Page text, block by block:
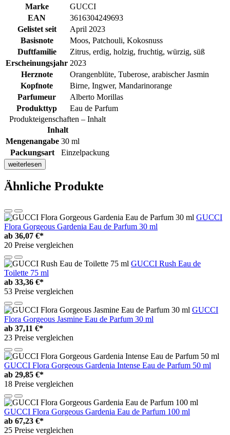
Marke
GUCCI
EAN
3616304249693
Gelistet seit
April 2023
Basisnote
Moos, Patchouli, Kokosnuss
Duftfamilie
Zitrus, erdig, holzig, fruchtig, würzig, süß
Erscheinungsjahr 2023
Herznote
Orangenblüte, Tuberose, arabischer Jasmin
Kopfnote
Birne, Ingwer, Mandarinorange
Parfumeur
Alberto Morillas
Produkttyp
Eau de Parfum
Produkteigenschaften – Inhalt
Inhalt
Mengenangabe 30 ml
Packungsart
Einzelpackung
weiterlesen
Ähnliche Produkte
GUCCI
Flora Gorgeous Gardenia Eau de Parfum 30 ml
ab 36,07 €*
20 Preise vergleichen
GUCCI Rush Eau de
Toilette 75 ml
ab 33,36 €*
53 Preise vergleichen
GUCCI
Flora Gorgeous Jasmine Eau de Parfum 30 ml
ab 37,11 €*
23 Preise vergleichen
GUCCI Flora Gorgeous Gardenia Intense Eau de Parfum 50 ml
ab 29,85 €*
18 Preise vergleichen
GUCCI Flora Gorgeous Gardenia Eau de Parfum 100 ml
ab 67,23 €*
25 Preise vergleichen